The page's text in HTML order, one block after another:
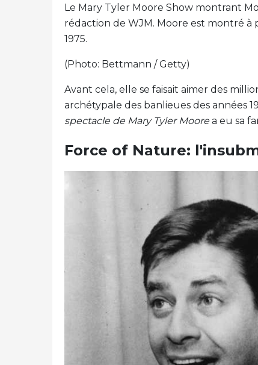
Le Mary Tyler Moore Show montrant
rédaction de WJM. Moore est montré à
1975.
(Photo: Bettmann / Getty)
Avant cela, elle se faisait aimer des
archétypale des banlieues des années
spectacle de Mary Tyler Moorea eu sa
Force of Nature: